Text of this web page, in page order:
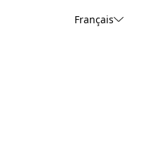
Français